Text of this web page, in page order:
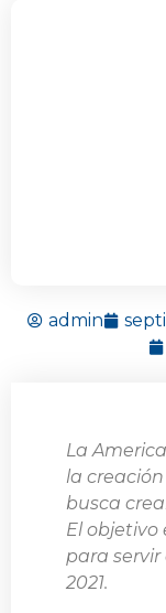
admin
La
la
busca
El objetivo
para servir
2021.